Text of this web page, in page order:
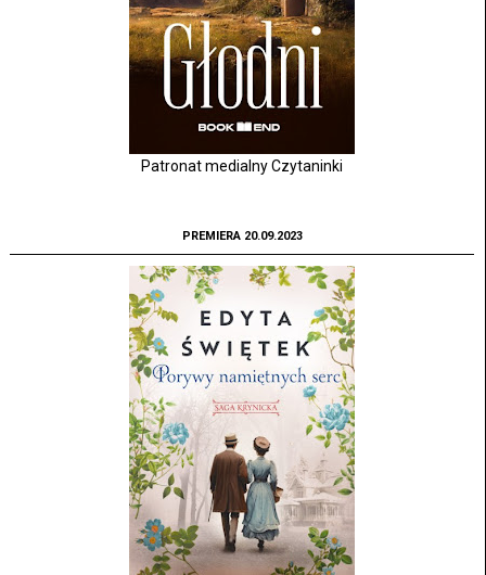
Patronat medialny Czytaninki
PREMIERA 20.09.2023